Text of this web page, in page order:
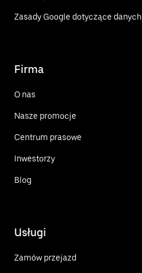
Zasady Google dotyczące danych
Firma
O nas
Nasze promocje
Centrum prasowe
Inwestorzy
Blog
Usługi
Zamów przejazd